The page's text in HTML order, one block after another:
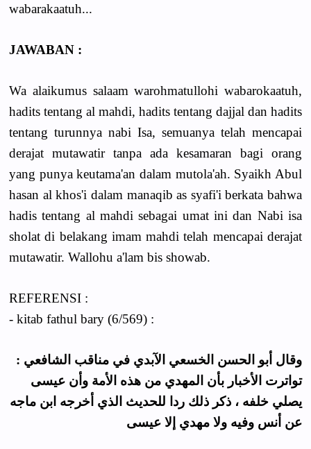
wabarakaatuh...
JAWABAN :
Wa alaikumus salaam warohmatullohi wabarokaatuh,
hadits tentang al mahdi, hadits tentang dajjal dan hadits
tentang turunnya nabi Isa, semuanya telah mencapai
derajat mutawatir tanpa ada kesamaran bagi orang
yang punya keutama'an dalam mutola'ah. Syaikh Abul
hasan al khos'i dalam manaqib as syafi'i berkata bahwa
hadis tentang al mahdi sebagai umat ini dan Nabi isa
sholat di belakang imam mahdi telah mencapai derajat
mutawatir. Wallohu a'lam bis showab.
REFERENSI :
- kitab fathul bary (6/569) :
وقال أبو الحسن الخسعي الآبدي في مناقب الشافعي :
تواترت الأخبار بأن المهدي من هذه الأمة وأن عيسى
يصلي خلفه ، ذكر ذلك ردا للحديث الذي أخرجه ابن ماجه
عن أنس وفيه ولا مهدي إلا عيسى